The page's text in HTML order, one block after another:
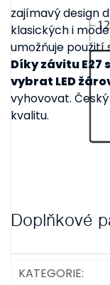
zajímavý design
klasických i
umožňuje
Díky závitu E27
vybrat LED
vyhovovat.
kvalitu.
Doplňkové
KATEGORIE: